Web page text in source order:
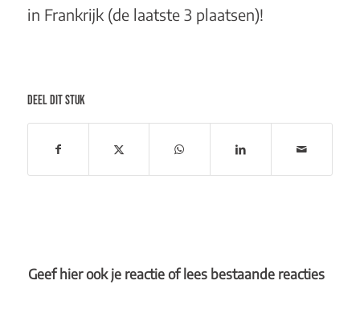
in Frankrijk(de laatste 3 plaatsen)!
DEEL DIT STUK
Geef hier ook je reactie of lees bestaande reacties